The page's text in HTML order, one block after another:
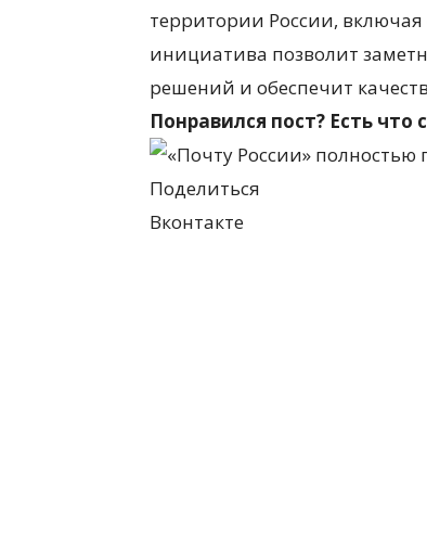
территории России,
инициатива позволит
решений и обеспечит
Понравился пост? Есть что
Поделиться
Вконтакте